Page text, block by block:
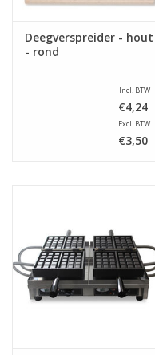
Deegverspreider - hout
- rond
Incl. BTW
€4,24
Excl. BTW
€3,50